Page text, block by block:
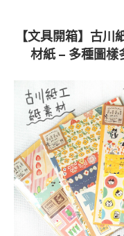
【文具開箱】古川
材紙 – 多種圖樣